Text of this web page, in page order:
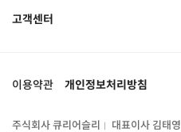
고객센터
이용약관 개인정보처리방침
주식회사 큐리어슬리 대표이사 김태영